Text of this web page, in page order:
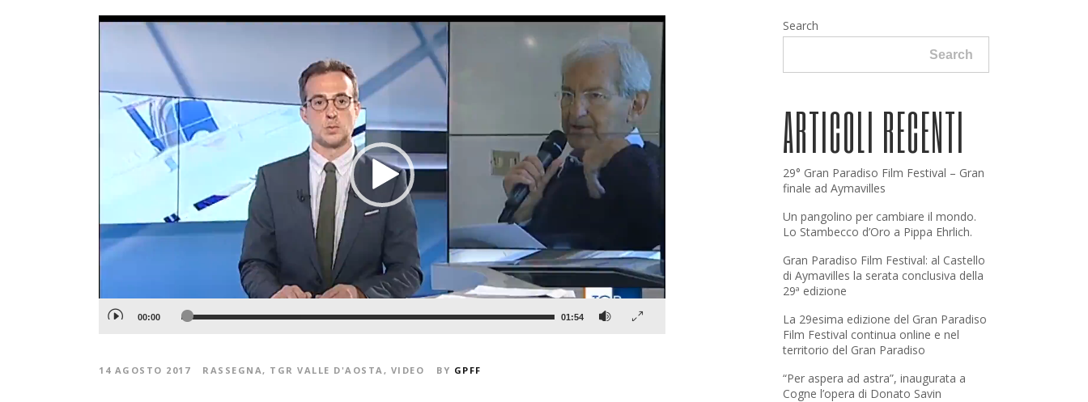
Video
00:00 01:54
14 AGOSTO 2017 RASSEGNA , TGR VALLE D'AOSTA , VIDEO BY GPFF
Search
Search
ARTICOLI RECENTI
29° Gran Paradiso Film Festival – Gran
finale ad Aymavilles
Un pangolino per cambiare il mondo.
Lo Stambecco d’Oro a Pippa Ehrlich.
Gran Paradiso Film Festival: al Castello
di Aymavilles la serata conclusiva della
29ª edizione
La 29esima edizione del Gran Paradiso
Film Festival continua online e nel
territorio del Gran Paradiso
“Per aspera ad astra”, inaugurata a
Cogne l’opera di Donato Savin